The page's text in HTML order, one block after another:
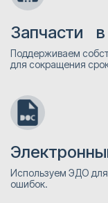
Запчасти в
Поддерживаем
для сокращения
Используем ЭДО
ошибок.